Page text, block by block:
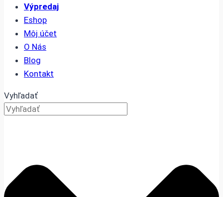
Výpredaj
Eshop
Môj účet
O Nás
Blog
Kontakt
Vyhľadať